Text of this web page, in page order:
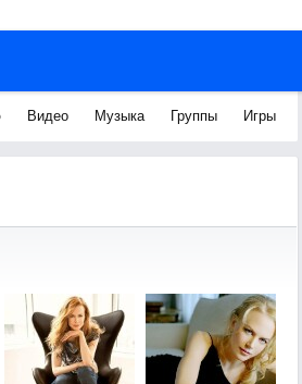
Видео Музыка Группы Игры